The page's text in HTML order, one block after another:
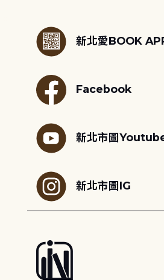
新北愛BOOK
Facebook
新北市圖
新北市圖IG